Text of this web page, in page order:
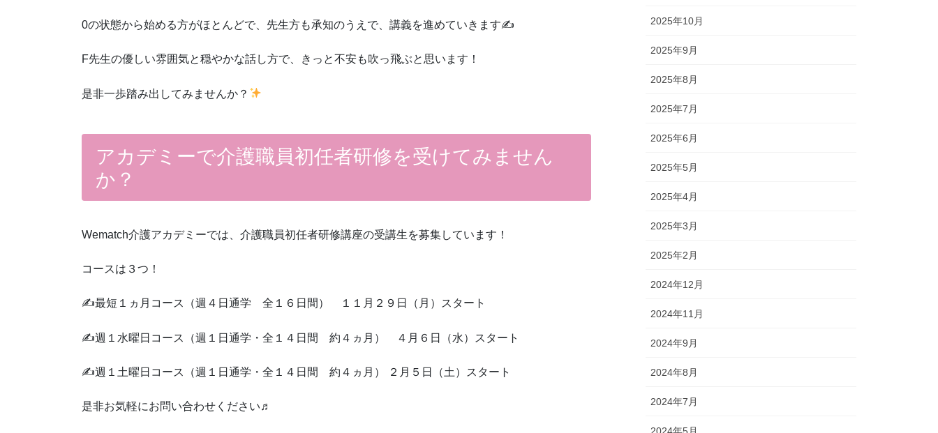
0の状態から始める方がほとんどで、先生方も承知のうえで、講義を進めていきます✍
F先生の優しい雰囲気と穏やかな話し方で、きっと不安も吹っ飛ぶと思います！
是非一歩踏み出してみませんか？
アカデミーで介護職員初任者研修を受けてみません
か？
Wematch介護アカデミーでは、介護職員初任者研修講座の受講生を募集しています！
コースは３つ！
✍最短１ヵ月コース（週４日通学 全１６日間） １１月２９日（月）スタート
✍週１水曜日コース（週１日通学・全１４日間 約４ヵ月） ４月６日（水）スタート
✍週１土曜日コース（週１日通学・全１４日間 約４ヵ月） ２月５日（土）スタート
是非お気軽にお問い合わせください♬
2025年10月
2025年9月
2025年8月
2025年7月
2025年6月
2025年5月
2025年4月
2025年3月
2025年2月
2024年12月
2024年11月
2024年9月
2024年8月
2024年7月